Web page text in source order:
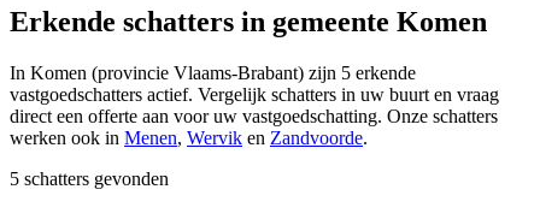
Erkende schatters in gemeente Komen
In Komen (provincie Vlaams-Brabant) zijn 5 erkende
vastgoedschatters actief. Vergelijk schatters in uw buurt en vraag
direct een offerte aan voor uw vastgoedschatting. Onze schatters
werken ook in Menen, Wervik en Zandvoorde.
5 schatters gevonden